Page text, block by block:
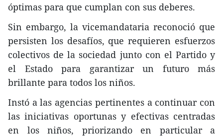
óptimas para que cumplan con sus deberes.
Sin embargo, la vicemandataria reconoció que
persisten los desafíos, que requieren esfuerzos
colectivos de la sociedad junto con el Partido y
el Estado para garantizar un futuro más
brillante para todos los niños.
Instó a las agencias pertinentes a continuar con
las iniciativas oportunas y efectivas centradas
en los niños, priorizando en particular a